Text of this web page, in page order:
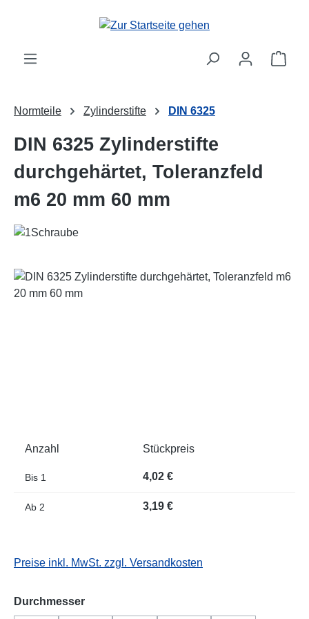
Zum Hauptinhalt springen
Normteile Zylinderstifte DIN 6325
DIN 6325 Zylinderstifte
durchgehärtet, Toleranzfeld
m6 20 mm 60 mm
Bildergalerie überspringen
Anzahl Stückpreis
Bis 1 4,02 €
Ab 2 3,19 €
Preise inkl. MwSt. zzgl. Versandkosten
Durchmesserauswählen